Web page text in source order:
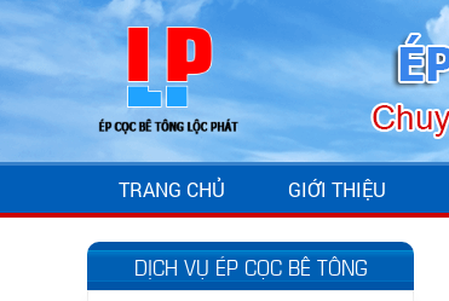
TRANG CHỦ GIỚI THIỆU
DỊCH VỤ ÉP CỌC BÊ TÔNG